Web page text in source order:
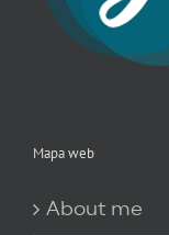
Mapa web
About me